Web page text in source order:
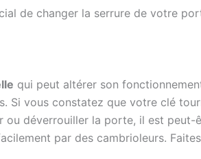
de changer la serrure de votre
qui peut altérer son
Si vous constatez que votre clé
déverrouiller la porte, il est peut-
par des cambrioleurs.